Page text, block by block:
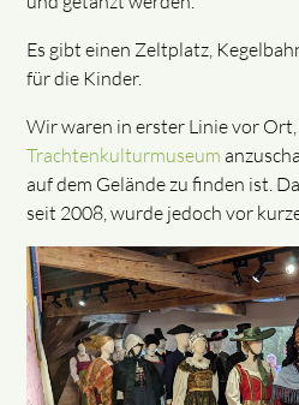
Es gibt einen Zeltplatz,
für die Kinder.
Wir waren in erster Linie vor Ort,
Trachtenkulturmuseum
auf dem Gelände zu finden ist.
seit 2008, wurde jedoch vor